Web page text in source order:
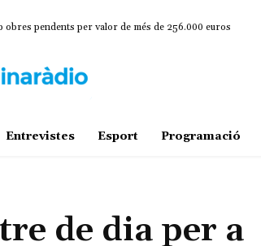
obres pendents per valor de més de 256.000 euros
Entrevistes Esport Programació
de dia per a